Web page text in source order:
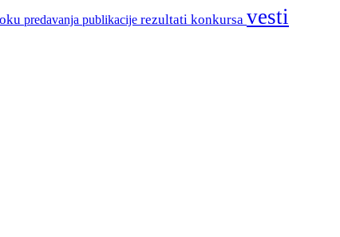
predavanja publikacije rezultati konkursa vesti